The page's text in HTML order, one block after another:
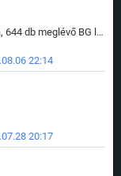
149 új BG lap került be az adatbázisba, 644 db meglévő BG lap módosult, bekerültek az új képek a megváltozott lapokhoz is.
22:14
20:17